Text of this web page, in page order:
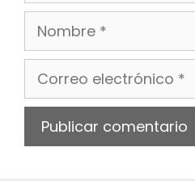
Nombre
Correo
electrónico
Web